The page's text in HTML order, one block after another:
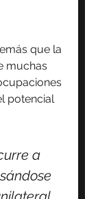
que la
muchas
potencial
a